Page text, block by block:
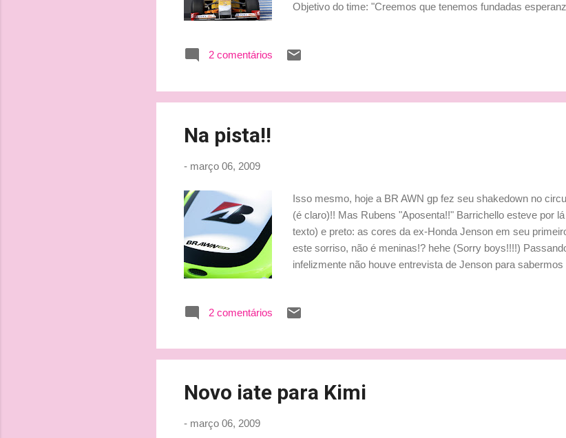
Objetivo do time: "Creemos que tenemos fundadas
cosa que no sea ganar" Dúvidas até Austrália: "De todas
equipos) estemos en las mismas condiciones y con los
sido una semana pro...
2 comentários
Na pista!!
- março 06, 2009
Isso mesmo, hoje a BR AWN gp fez seu shakedown no
(é claro)!! Mas Rubens "Aposenta!!" Barrichello esteve por
texto) e preto: as cores da ex-Honda Jenson em seu
este sorriso, não é meninas!? hehe (Sorry boys!!!!)
infelizmente não houve entrevista de Jenson para
poderemos alcançar essa meta. Inicialmente, talvez
nosso desempenho seja respeitável. Confiamos no
carro e estamos ansiosos pela oportunidade de desenvolvê-
2 comentários
Novo iate para Kimi
- março 06, 2009